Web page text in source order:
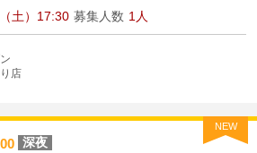
土）17:30 募集人数 1人
店
NEW
深夜